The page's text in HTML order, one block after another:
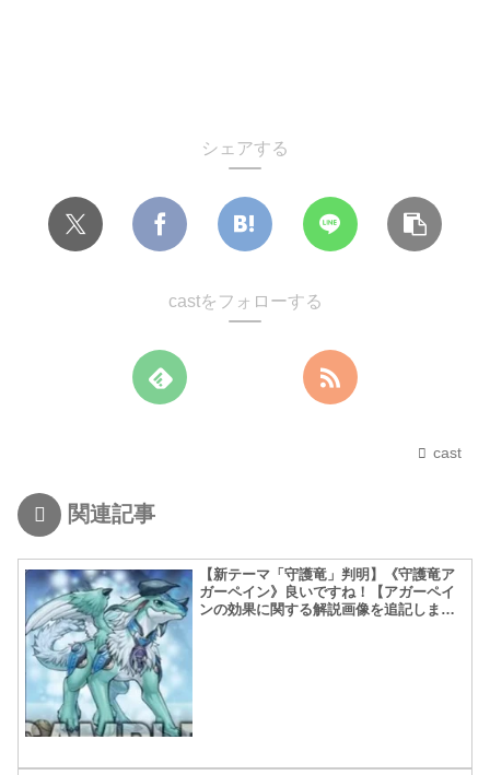
シェアする
castをフォローする
cast
関連記事
【新テーマ「守護竜」判明】《守護竜ア
ガーペイン》良いですね！【アガーペイ
ンの効果に関する解説画像を追記しまし